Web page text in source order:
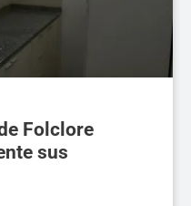
Folclore
sus